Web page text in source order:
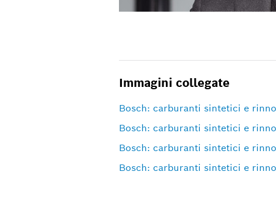
Immagini collegate
Bosch: carburanti sintetici e
Bosch: carburanti sintetici e
Bosch: carburanti sintetici e
Bosch: carburanti sintetici e